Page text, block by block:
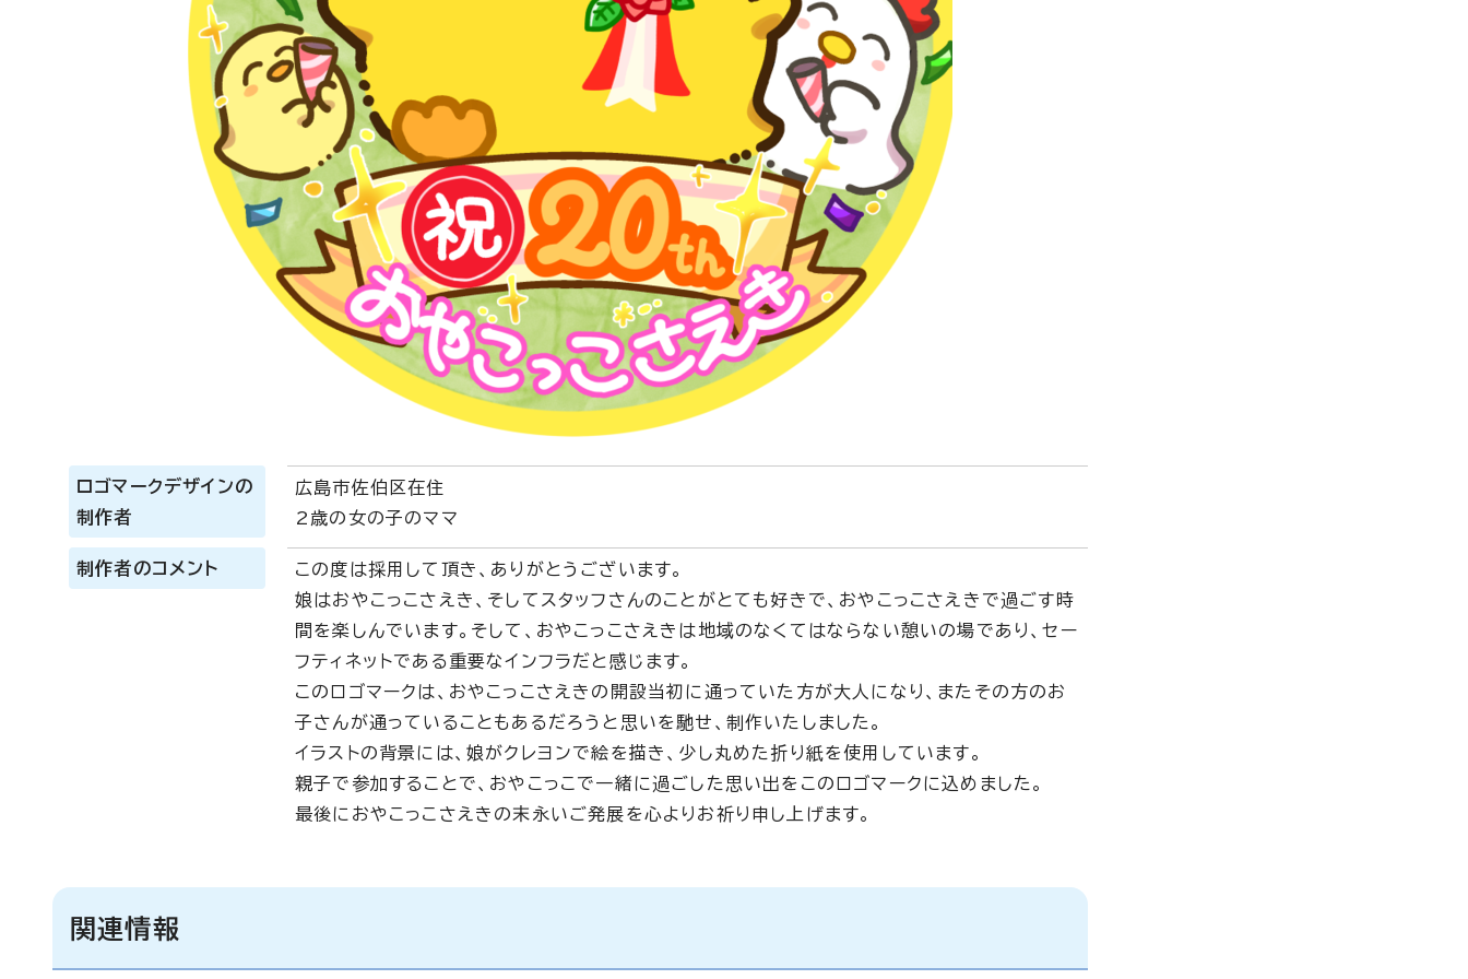
ロゴマークデザインの
制作者
広島市佐伯区在住
2歳の女の子のママ
制作者のコメント
この度は採用して頂き、ありがとうございます。
娘はおやこっこさえき、そしてスタッフさんのことがとても好きで、おやこっこさえきで過ごす時
間を楽しんでいます。そして、おやこっこさえきは地域のなくてはならない憩いの場であり、セー
フティネットである重要なインフラだと感じます。
このロゴマークは、おやこっこさえきの開設当初に通っていた方が大人になり、またその方のお
子さんが通っていることもあるだろうと思いを馳せ、制作いたしました。
イラストの背景には、娘がクレヨンで絵を描き、少し丸めた折り紙を使用しています。
親子で参加することで、おやこっこで一緒に過ごした思い出をこのロゴマークに込めました。
最後におやこっこさえきの末永いご発展を心よりお祈り申し上げます。
関連情報